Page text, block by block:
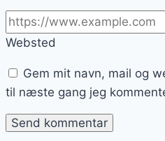
Websted
Gem mit navn, mail og
til næste gang jeg